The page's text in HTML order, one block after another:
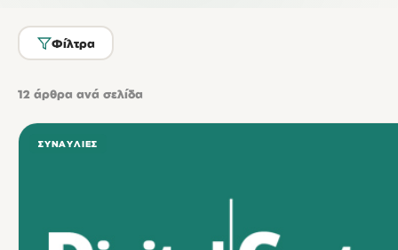
Φίλτρα
12 άρθρα ανά σελίδα
ΣΥΝΑΥΛΊΕΣ